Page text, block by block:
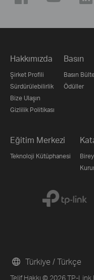
Hakkımızda
Şirket Profili
Sürdürülebilirlik
Bize Ulaşın
Gizlilik Politikası
Basın
Basın
Ödüller
Eğitim Merkezi
Teknoloji Kütüphanesi
Telif Hakkı © 2026 TP-
Türkiye / Türkçe